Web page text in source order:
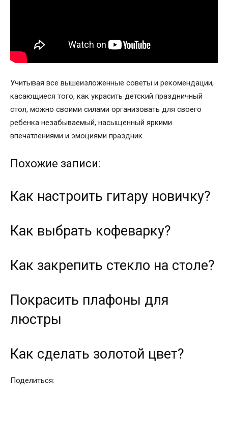
Учитывая все вышеизложенные советы и рекомендации,
касающиеся того, как украсить детский праздничный
стол, можно своими силами организовать для своего
ребенка незабываемый, насыщенный яркими
впечатлениями и эмоциями праздник.
Похожие записи:
Как настроить гитару новичку?
Как выбрать кофеварку?
Как закрепить стекло на столе?
Покрасить плафоны для
люстры
Как сделать золотой цвет?
Поделиться: